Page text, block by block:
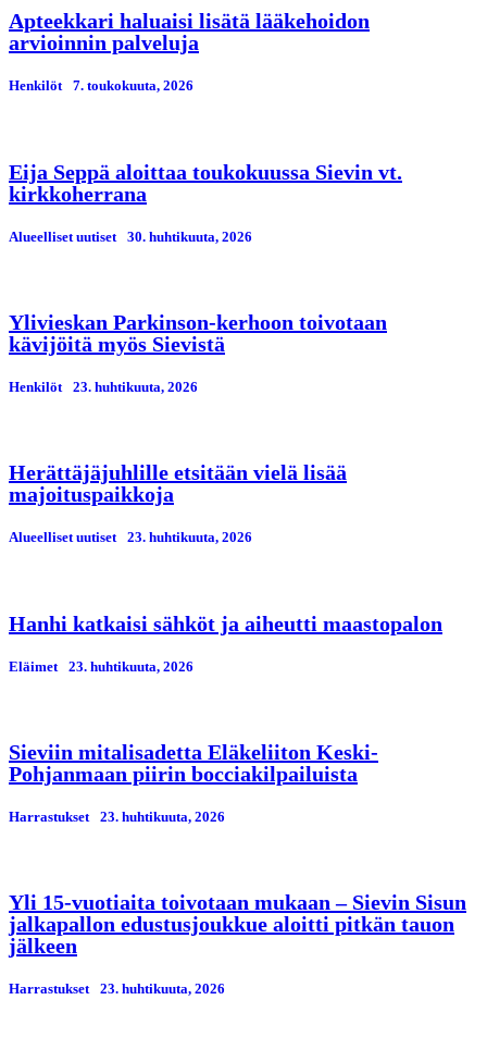
Apteekkari haluaisi lisätä lääkehoidon
arvioinnin palveluja
Henkilöt 7. toukokuuta, 2026
Eija Seppä aloittaa toukokuussa Sievin vt.
kirkkoherrana
Alueelliset uutiset 30. huhtikuuta, 2026
Ylivieskan Parkinson-kerhoon toivotaan
kävijöitä myös Sievistä
Henkilöt 23. huhtikuuta, 2026
Herättäjäjuhlille etsitään vielä lisää
majoituspaikkoja
Alueelliset uutiset 23. huhtikuuta, 2026
Hanhi katkaisi sähköt ja aiheutti maastopalon
Eläimet 23. huhtikuuta, 2026
Sieviin mitalisadetta Eläkeliiton Keski-
Pohjanmaan piirin bocciakilpailuista
Harrastukset 23. huhtikuuta, 2026
Yli 15-vuotiaita toivotaan mukaan – Sievin Sisun
jalkapallon edustusjoukkue aloitti pitkän tauon
jälkeen
Harrastukset 23. huhtikuuta, 2026